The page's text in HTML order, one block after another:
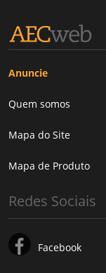
Anuncie
Quem somos
Mapa do Site
Mapa de Produto
Redes Sociais
Facebook